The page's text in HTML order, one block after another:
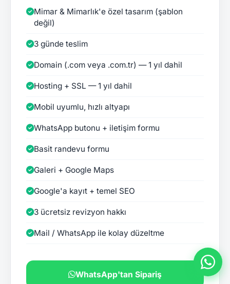
Mimar & Mimarlık'e özel tasarım (şablon
değil)
3 günde teslim
Domain (.com veya .com.tr) — 1 yıl dahil
Hosting + SSL — 1 yıl dahil
Mobil uyumlu, hızlı altyapı
WhatsApp butonu + iletişim formu
Basit randevu formu
Galeri + Google Maps
Google'a kayıt + temel SEO
3 ücretsiz revizyon hakkı
Mail / WhatsApp ile kolay düzeltme
WhatsApp'tan Sipariş